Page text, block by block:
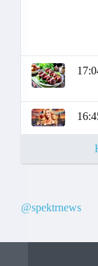
@spektrnews